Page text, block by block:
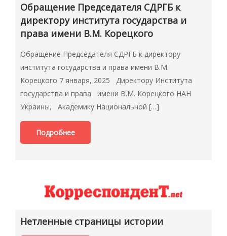
Обращение Председателя СДРГБ к
директору института государства и
права имени В.М. Корецкого
Обращение Председателя СДРГБ к директору
института государства и права имени В.М.
Корецкого 7 января, 2025 Директору Института
государства и права имени В.М. Корецкого НАН
Украины, Академику Национальной […]
Подробнее
Нетленные страницы истории